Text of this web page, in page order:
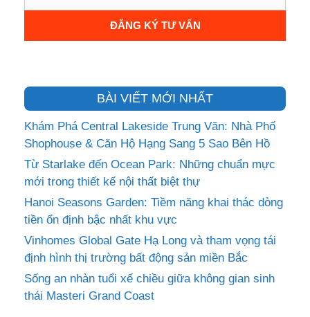
BÀI VIẾT MỚI NHẤT
Khám Phá Central Lakeside Trung Văn: Nhà Phố
Shophouse & Căn Hộ Hạng Sang 5 Sao Bên Hồ
Từ Starlake đến Ocean Park: Những chuẩn mực
mới trong thiết kế nội thất biệt thự
Hanoi Seasons Garden: Tiềm năng khai thác dòng
tiền ổn định bậc nhất khu vực
Vinhomes Global Gate Hạ Long và tham vọng tái
định hình thị trường bất động sản miền Bắc
Sống an nhàn tuổi xế chiều giữa không gian sinh
thái Masteri Grand Coast